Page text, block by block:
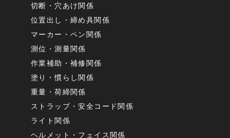
切断・穴あけ関係
位置出し・締め具関係
マーカー・ペン関係
測位・測量関係
作業補助・補修関係
塗り・慣らし関係
重量・荷締関係
ストラップ・安全コード関係
ライト関係
ヘルメット・フェイス関係